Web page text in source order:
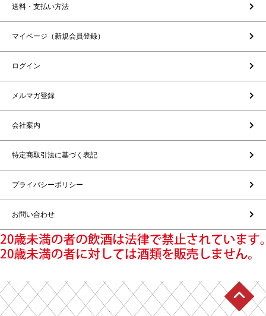
送料・支払い方法
マイページ（新規会員登録）
ログイン
メルマガ登録
会社案内
特定商取引法に基づく表記
プライバシーポリシー
お問い合わせ